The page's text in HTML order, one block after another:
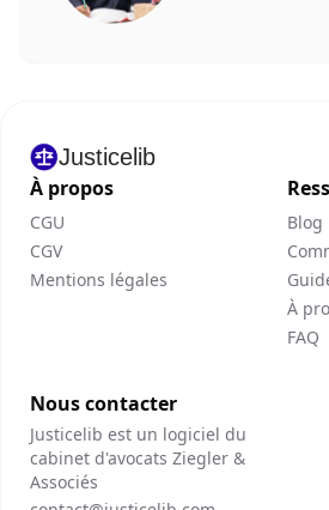
Justicelib
À propos
CGU
CGV
Mentions légales
Blog
À
FAQ
Nous contacter
Justicelib est un logiciel du
cabinet d'avocats Ziegler &
Associés